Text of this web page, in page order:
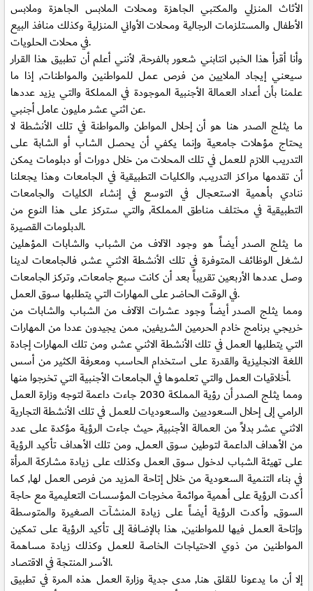
الأثاث المنزلي والمكتبي الجاهزة ومحلات الملابس الجاهزة وملابس
الأطفال والمستلزمات الرجالية ومحلات الأواني المنزلية وكذلك منافذ البيع
في محلات الحلويات.
وأنا أقرأ هذا الخبر, انتابني شعور بالفرحة, لأنني أعلم أن تطبيق هذا القرار
سيعني إيجاد الملايين من فرص عمل للمواطنين والمواطنات, إذا ما
علمنا بأن أعداد العمالة الأجنبية الموجودة في المملكة والتي يزيد عددها
عن اثني عشر مليون عامل أجنبي.
ما يثلج الصدر هنا هو أن إحلال المواطن والمواطنة في تلك الأنشطة لا
يحتاج مؤهلات جامعية وإنما يكفي أن يحصل الشاب أو الشابة على
التدريب اللازم للعمل في تلك المحلات من خلال دورات أو دبلومات يمكن
أن تقدمها مراكز التدريب, والكليات التطبيقية في الجامعات وهذا يجعلنا
ننادي بأهمية الاستعجال في التوسع في إنشاء الكليات والجامعات
التطبيقية في مختلف مناطق المملكة, والتي ستركز على هذا النوع من
الدبلومات القصيرة.
ما يثلج الصدر أيضاً هو وجود الآلاف من الشباب والشابات المؤهلين
لشغل الوظائف المتوفرة في تلك الأنشطة الاثني عشر, فالجامعات لدينا
وصل عددها الأربعين تقريباً بعد أن كانت سبع جامعات, وتركز الجامعات
في الوقت الحاضر على المهارات التي يتطلبها سوق العمل.
ومما يثلج الصدر أيضاً وجود عشرات الآلاف من الشباب والشابات من
خريجي برنامج خادم الحرمين الشريفين, ممن يجيدون عددا من المهارات
التي يتطلبها العمل في تلك الأنشطة الاثني عشر, ومن تلك المهارات إجادة
اللغة الانجليزية والقدرة على استخدام الحاسب ومعرفة الكثير من أسس
أخلاقيات العمل والتي تعلموها في الجامعات الأجنبية التي تخرجوا منها.
ومما يثلج الصدر أن رؤية المملكة 2030 جاءت داعمة لتوجه وزارة العمل
الرامي إلى إحلال السعوديين والسعوديات للعمل في تلك الأنشطة التجارية
الاثني عشر بدلاً من العمالة الأجنبية, حيث جاءت الرؤية مؤكدة على عدد
من الأهداف الداعمة لتوطين سوق العمل, ومن تلك الأهداف تأكيد الرؤية
على تهيئة الشباب لدخول سوق العمل وكذلك على زيادة مشاركة المرأة
في بناء التنمية السعودية من خلال إتاحة المزيد من فرص العمل لها, كما
أكدت الرؤية على أهمية موائمة مخرجات المؤسسات التعليمية مع حاجة
السوق, وأكدت الرؤية أيضاً على زيادة المنشآت الصغيرة والمتوسطة
وإتاحة العمل فيها للمواطنين, هذا بالإضافة إلى تأكيد الرؤية على تمكين
المواطنين من ذوي الاحتياجات الخاصة للعمل وكذلك زيادة مساهمة
الأسر المنتجة في الاقتصاد.
إلا أن ما يدعونا للقلق هنا, مدى جدية وزارة العمل هذه المرة في تطبيق